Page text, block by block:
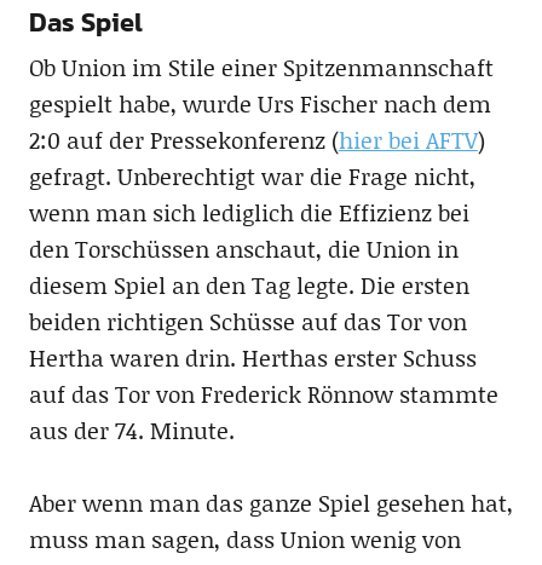
Das Spiel
Ob Union im Stile einer Spitzenmannschaft
gespielt habe, wurde Urs Fischer nach dem
2:0 auf der Pressekonferenz (hier bei AFTV)
gefragt. Unberechtigt war die Frage nicht,
wenn man sich lediglich die Effizienz bei
den Torschüssen anschaut, die Union in
diesem Spiel an den Tag legte. Die ersten
beiden richtigen Schüsse auf das Tor von
Hertha waren drin. Herthas erster Schuss
auf das Tor von Frederick Rönnow stammte
aus der 74. Minute.
Aber wenn man das ganze Spiel gesehen hat,
muss man sagen, dass Union wenig von